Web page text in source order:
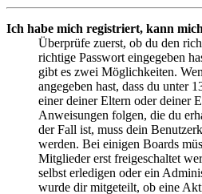
Ich habe mich registriert, kann
Überprüfe zuerst, ob du den
richtige Passwort eingegeben
gibt es zwei Möglichkeiten.
angegeben hast, dass du unter
einer deiner Eltern oder deiner
Anweisungen folgen, die du
der Fall ist, muss dein
werden. Bei einigen Boards
Mitglieder erst freigeschaltet
selbst erledigen oder ein
wurde dir mitgeteilt, ob eine